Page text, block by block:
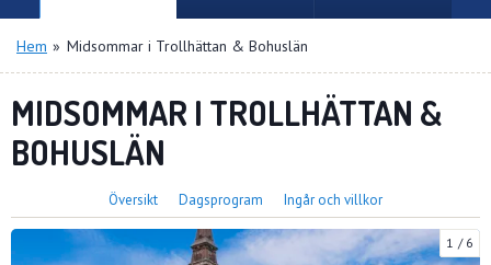
Hem » Midsommar i Trollhättan & Bohuslän
MIDSOMMAR I TROLLHÄTTAN &
BOHUSLÄN
Översikt Dagsprogram Ingår och villkor
1 6